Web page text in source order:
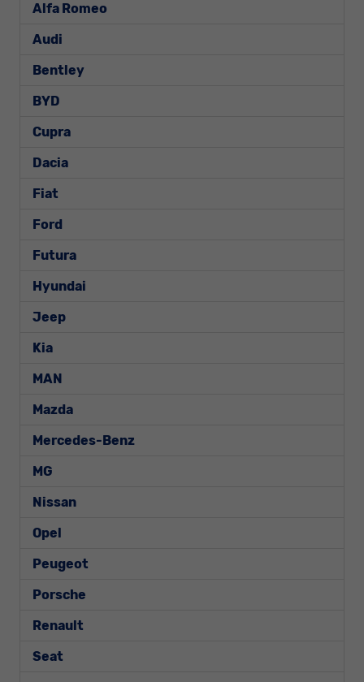
Alfa Romeo
Audi
Bentley
BYD
Cupra
Dacia
Fiat
Ford
Futura
Hyundai
Jeep
Kia
MAN
Mazda
Mercedes-Benz
MG
Nissan
Opel
Peugeot
Porsche
Renault
Seat